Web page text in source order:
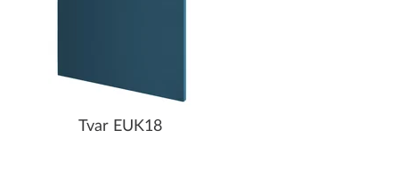
Tvar EUK18